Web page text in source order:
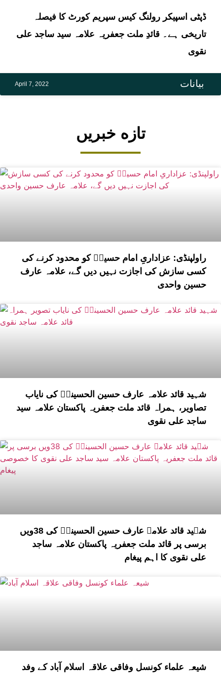
بیانات
ڈپٹی اسپیکر رولنگ کیس سپریم کورٹ کا فیصلہ
تاریخی ہے۔ قائدِ ملت جعفریہ علامہ سید ساجد علی
نقوی
April 7, 2022
تازه خبریں
راولپنڈی: عزاداریِ امام حسینؑ کو محدود کرنے کی
کسی سازش کی اجازت نہیں دیں گے، علامہ عارف
حسین واحدی
شہید قائد علامہ عارف حسین الحسینیؒ کی نایاب
تصاویر، ہمراہ قائد ملت جعفریہ پاکستان علامہ سید
ساجد علی نقوی
شہید قائد علامہ عارف حسین الحسینیؒ کی 38ویں
برسی پر قائد ملت جعفریہ پاکستان علامہ ساجد
علی نقوی کا اہم پیغام
شیعہ علماء کونسل وفاقی علاقہ اسلام آباد کے وفد